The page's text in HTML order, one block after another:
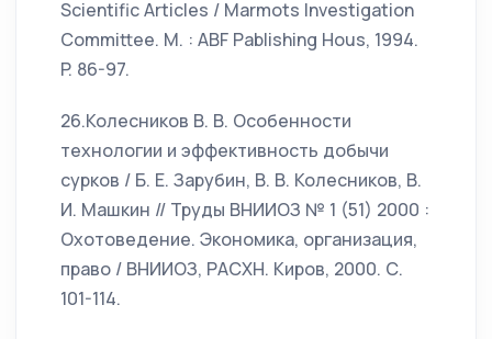
Scientific Articles / Marmots Investigation
Committee. M. : ABF Pablishing Hous, 1994.
P. 86-97.
26.Колесников В. В. Особенности
технологии и эффективность добычи
сурков / Б. Е. Зарубин, В. В. Колесников, В.
И. Машкин // Труды ВНИИОЗ № 1 (51) 2000 :
Охотоведение. Экономика, организация,
право / ВНИИОЗ, РАСХН. Киров, 2000. С.
101-114.